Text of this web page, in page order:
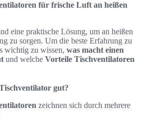
für frische Luft an heißen
eine praktische Lösung, um an heißen
zu sorgen. Um die beste Erfahrung zu
wichtig zu wissen, was macht einen
und welche Vorteile Tischventilatoren
gut?
zeichnen sich durch mehrere